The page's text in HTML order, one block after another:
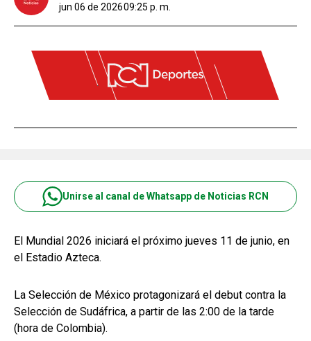
jun 06 de 202609:25 p. m.
Unirse al canal de Whatsapp de Noticias RCN
El Mundial 2026 iniciará el próximo jueves 11 de junio, en
el Estadio Azteca.
La Selección de México protagonizará el debut contra la
Selección de Sudáfrica, a partir de las 2:00 de la tarde
(hora de Colombia).